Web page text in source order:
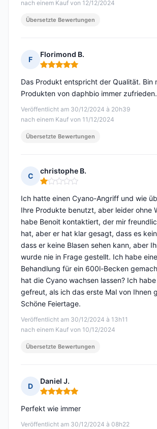
nach einem Kauf von 12/12/2024
Übersetzte Bewertungen
F
Florimond B.
Hinweis: 5 von 5
Veröffentlicht am 30/12/2024 à 20h39
nach einem Kauf von 11/12/2024
Das Produkt entspricht der Qualität. Bin
Produkten von daphbio immer
Übersetzte Bewertungen
C
christophe B.
Hinweis: 1 von 5
Veröffentlicht am 30/12/2024 à 13h11
nach einem Kauf von 10/12/2024
Ich hatte einen Cyano-Angriff und wie
Ihre Produkte benutzt, aber leider ohne
habe Benoit kontaktiert, der mir
hat, aber er hat klar gesagt, dass es
dass er keine Blasen sehen kann, aber
wurde nie in Frage gestellt. Ich habe
Behandlung für ein 600l-Becken
hat die Cyano wachsen lassen? Ich
gefreut, als ich das erste Mal von Ihnen
Schöne Feiertage.
Übersetzte Bewertungen
D
Daniel J.
Hinweis: 5 von 5
Veröffentlicht am 30/12/2024 à 08h22
Perfekt wie immer